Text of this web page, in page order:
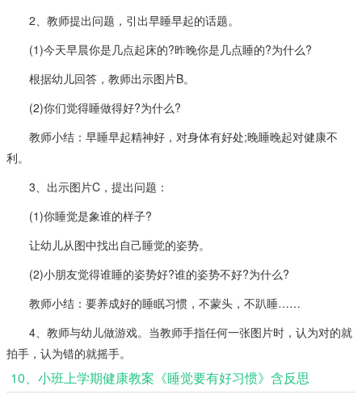
2、教师提出问题，引出早睡早起的话题。
(1)今天早晨你是几点起床的?昨晚你是几点睡的?为什么?
根据幼儿回答，教师出示图片B。
(2)你们觉得睡做得好?为什么?
教师小结：早睡早起精神好，对身体有好处;晚睡晚起对健康不
利。
3、出示图片C，提出问题：
(1)你睡觉是象谁的样子?
让幼儿从图中找出自己睡觉的姿势。
(2)小朋友觉得谁睡的姿势好?谁的姿势不好?为什么?
教师小结：要养成好的睡眠习惯，不蒙头，不趴睡……
4、教师与幼儿做游戏。当教师手指任何一张图片时，认为对的就
拍手，认为错的就摇手。
10、小班上学期健康教案《睡觉要有好习惯》含反思